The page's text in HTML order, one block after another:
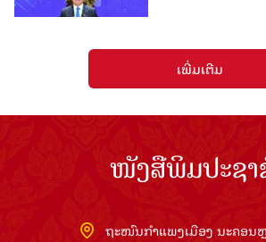
ເພີ່ມເຕີມ
ໜັງສືພິມປະຊາ
ຖະໜົນກຳແພງເມືອງ ນະຄອນ